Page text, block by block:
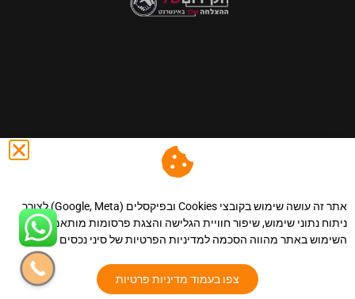
@ כול הזכויות שמורות לסיני נכסים - השקעות,שיווק נדל"ן ונכסים
תקנון אתר. | llms.
אתר זה עושה שימוש בקובצי Cookies ובפיקסלים (Google, Meta) לצורך
ניתוח נתוני שימוש, שיפור חוויית הגלישה והצגת פרסומות מותאמות.
השימוש באתר מהווה הסכמה למדיניות הפרטיות של סיני נכסים
צפו בעמוד מדיניות פרטיות